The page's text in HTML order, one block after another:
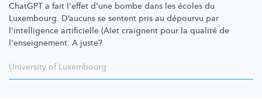
ChatGPT a fait l'effet d'une bombe dans les écoles du
Luxembourg. D’aucuns se sentent pris au dépourvu par
l'intelligence artificielle (AIet craignent pour la qualité de
l'enseignement. A juste?
University of Luxembourg